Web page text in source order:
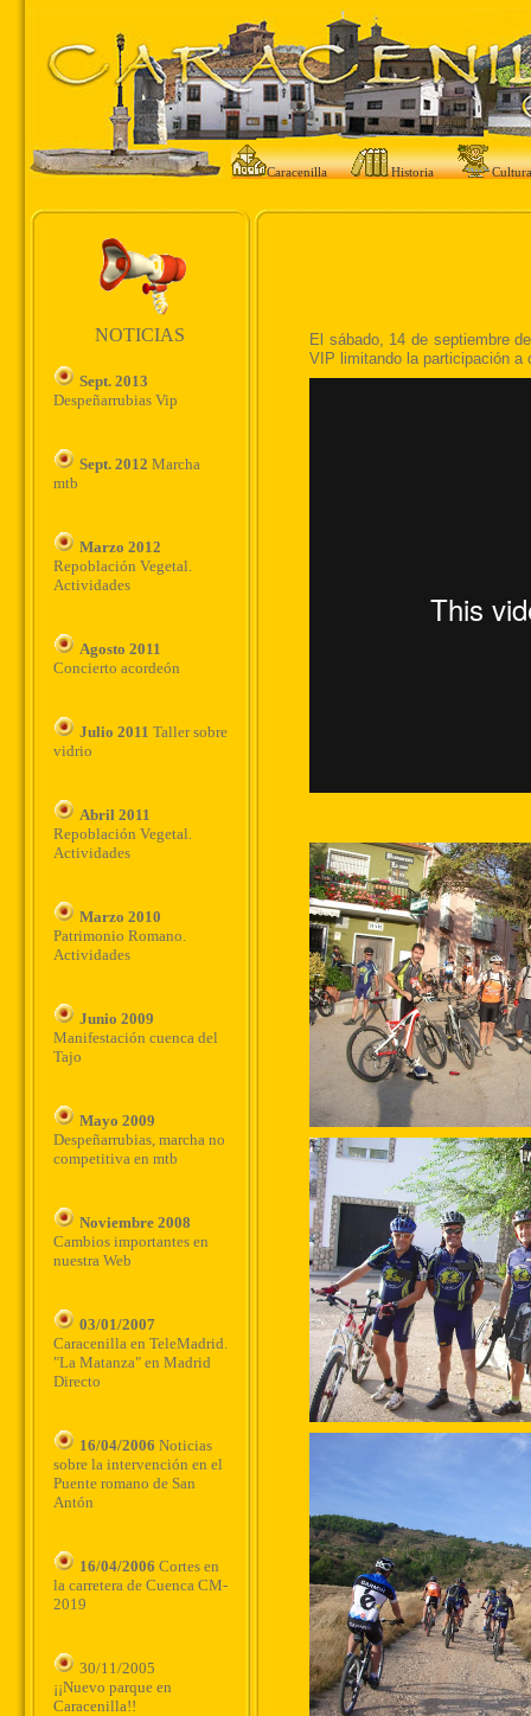
Caracenilla Historia
NOTICIAS
Sept. 2013
Despeñarrubias Vip
Sept. 2012 Marcha
mtb
Marzo 2012
Repoblación Vegetal.
Actividades
Agosto 2011
Concierto acordeón
Julio 2011 Taller sobre
vidrio
Abril 2011
Repoblación Vegetal.
Actividades
Marzo 2010
Patrimonio Romano.
Actividades
Junio 2009
Manifestación cuenca del
Tajo
Mayo 2009
Despeñarrubias, marcha no
competitiva en mtb
Noviembre 2008
Cambios importantes en
nuestra Web
03/01/2007
Caracenilla en TeleMadrid.
"La Matanza" en Madrid
Directo
16/04/2006 Noticias
sobre la intervención en el
Puente romano de San
Antón
16/04/2006 Cortes en
la carretera de Cuenca CM-
2019
30/11/2005
¡¡Nuevo parque en
Caracenilla!!